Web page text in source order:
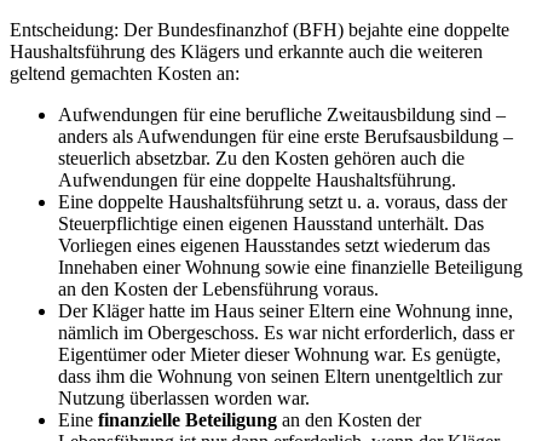
Entscheidung: Der Bundesfinanzhof (BFH) bejahte eine doppelte
Haushaltsführung des Klägers und erkannte auch die weiteren
geltend gemachten Kosten an:
Aufwendungen für eine berufliche Zweitausbildung sind –
anders als Aufwendungen für eine erste Berufsausbildung –
steuerlich absetzbar. Zu den Kosten gehören auch die
Aufwendungen für eine doppelte Haushaltsführung.
Eine doppelte Haushaltsführung setzt u. a. voraus, dass der
Steuerpflichtige einen eigenen Hausstand unterhält. Das
Vorliegen eines eigenen Hausstandes setzt wiederum das
Innehaben einer Wohnung sowie eine finanzielle Beteiligung
an den Kosten der Lebensführung voraus.
Der Kläger hatte im Haus seiner Eltern eine Wohnung inne,
nämlich im Obergeschoss. Es war nicht erforderlich, dass er
Eigentümer oder Mieter dieser Wohnung war. Es genügte,
dass ihm die Wohnung von seinen Eltern unentgeltlich zur
Nutzung überlassen worden war.
Eine finanzielle Beteiligung an den Kosten der